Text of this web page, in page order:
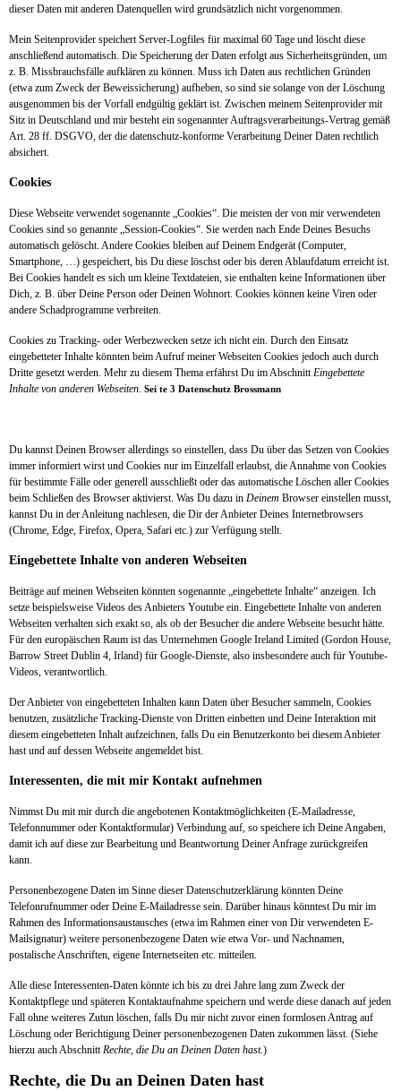
dieser Daten mit anderen Datenquellen wird grundsätzlich nicht vorgenommen.
Mein Seitenprovider speichert Server-Logfiles für maximal 60 Tage und löscht diese
anschließend automatisch. Die Speicherung der Daten erfolgt aus Sicherheitsgründen, um
z. B. Missbrauchsfälle aufklären zu können. Muss ich Daten aus rechtlichen Gründen
(etwa zum Zweck der Beweissicherung) aufheben, so sind sie solange von der Löschung
ausgenommen bis der Vorfall endgültig geklärt ist. Zwischen meinem Seitenprovider mit
Sitz in Deutschland und mir besteht ein sogenannter Auftragsverarbeitungs-Vertrag gemäß
Art. 28 ff. DSGVO, der die datenschutz-konforme Verarbeitung Deiner Daten rechtlich
absichert.
Cookies
Diese Webseite verwendet sogenannte „Cookies“. Die meisten der von mir verwendeten
Cookies sind so genannte „Session-Cookies“. Sie werden nach Ende Deines Besuchs
automatisch gelöscht. Andere Cookies bleiben auf Deinem Endgerät (Computer,
Smartphone, …) gespeichert, bis Du diese löschst oder bis deren Ablaufdatum erreicht ist.
Bei Cookies handelt es sich um kleine Textdateien, sie enthalten keine Informationen über
Dich, z. B. über Deine Person oder Deinen Wohnort. Cookies können keine Viren oder
andere Schadprogramme verbreiten.
Cookies zu Tracking- oder Werbezwecken setze ich nicht ein. Durch den Einsatz
eingebetteter Inhalte könnten beim Aufruf meiner Webseiten Cookies jedoch auch durch
Dritte gesetzt werden. Mehr zu diesem Thema erfährst Du im Abschnitt Eingebettete
Inhalte von anderen Webseiten Sei te 3 Datenschutz Brossmann
Du kannst Deinen Browser allerdings so einstellen, dass Du über das Setzen von Cookies
immer informiert wirst und Cookies nur im Einzelfall erlaubst, die Annahme von Cookies
für bestimmte Fälle oder generell ausschließt oder das automatische Löschen aller Cookies
beim Schließen des Browser aktivierst. Was Du dazu in Deinem Browser einstellen musst,
kannst Du in der Anleitung nachlesen, die Dir der Anbieter Deines Internetbrowsers
(Chrome, Edge, Firefox, Opera, Safari etc.) zur Verfügung stellt.
Eingebettete Inhalte von anderen Webseiten
Beiträge auf meinen Webseiten könnten sogenannte „eingebettete Inhalte“ anzeigen. Ich
setze beispielsweise Videos des Anbieters Youtube ein. Eingebettete Inhalte von anderen
Webseiten verhalten sich exakt so, als ob der Besucher die andere Webseite besucht hätte.
Für den europäischen Raum ist das Unternehmen Google Ireland Limited (Gordon House,
Barrow Street Dublin 4, Irland) für Google-Dienste, also insbesondere auch für Youtube-
Videos, verantwortlich.
Der Anbieter von eingebetteten Inhalten kann Daten über Besucher sammeln, Cookies
benutzen, zusätzliche Tracking-Dienste von Dritten einbetten und Deine Interaktion mit
diesem eingebetteten Inhalt aufzeichnen, falls Du ein Benutzerkonto bei diesem Anbieter
hast und auf dessen Webseite angemeldet bist.
Interessenten, die mit mir Kontakt aufnehmen
Nimmst Du mit mir durch die angebotenen Kontaktmöglichkeiten (E-Mailadresse,
Telefonnummer oder Kontaktformular) Verbindung auf, so speichere ich Deine Angaben,
damit ich auf diese zur Bearbeitung und Beantwortung Deiner Anfrage zurückgreifen
kann.
Personenbezogene Daten im Sinne dieser Datenschutzerklärung könnten Deine
Telefonrufnummer oder Deine E-Mailadresse sein. Darüber hinaus könntest Du mir im
Rahmen des Informationsaustausches (etwa im Rahmen einer von Dir verwendeten E-
Mailsignatur) weitere personenbezogene Daten wie etwa Vor- und Nachnamen,
postalische Anschriften, eigene Internetseiten etc. mitteilen.
Alle diese Interessenten-Daten könnte ich bis zu drei Jahre lang zum Zweck der
Kontaktpflege und späteren Kontaktaufnahme speichern und werde diese danach auf jeden
Fall ohne weiteres Zutun löschen, falls Du mir nicht zuvor einen formlosen Antrag auf
Löschung oder Berichtigung Deiner personenbezogenen Daten zukommen lässt. (Siehe
hierzu auch Abschnitt Rechte, die Du an Deinen Daten hast.)
Rechte, die Du an Deinen Daten hast